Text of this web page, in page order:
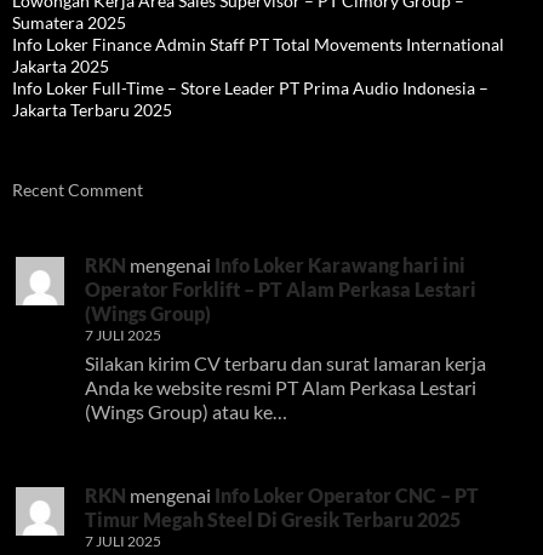
Sumatera 2025
Info Loker Finance Admin Staff PT Total Movements International
Jakarta 2025
Info Loker Full-Time – Store Leader PT Prima Audio Indonesia –
Jakarta Terbaru 2025
Recent Comment
RKN mengenai Info Loker Karawang hari ini
Operator Forklift – PT Alam Perkasa Lestari
(Wings Group)
7 JULI 2025
Silakan kirim CV terbaru dan surat lamaran kerja
Anda ke website resmi PT Alam Perkasa Lestari
(Wings Group) atau ke…
RKN mengenai Info Loker Operator CNC – PT
Timur Megah Steel Di Gresik Terbaru 2025
7 JULI 2025